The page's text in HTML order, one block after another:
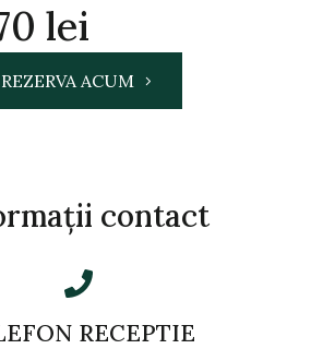
lei
REZERVA ACUM
contact
RECEPTIE